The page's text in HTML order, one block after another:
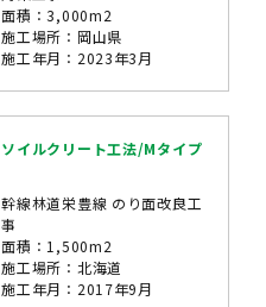
面積：3,000m2
施工場所：岡山県
施工年月：2023年3月
ソイルクリート工法/Mタイプ
幹線林道栄豊線 のり面改良工
事
面積：1,500m2
施工場所：北海道
施工年月：2017年9月